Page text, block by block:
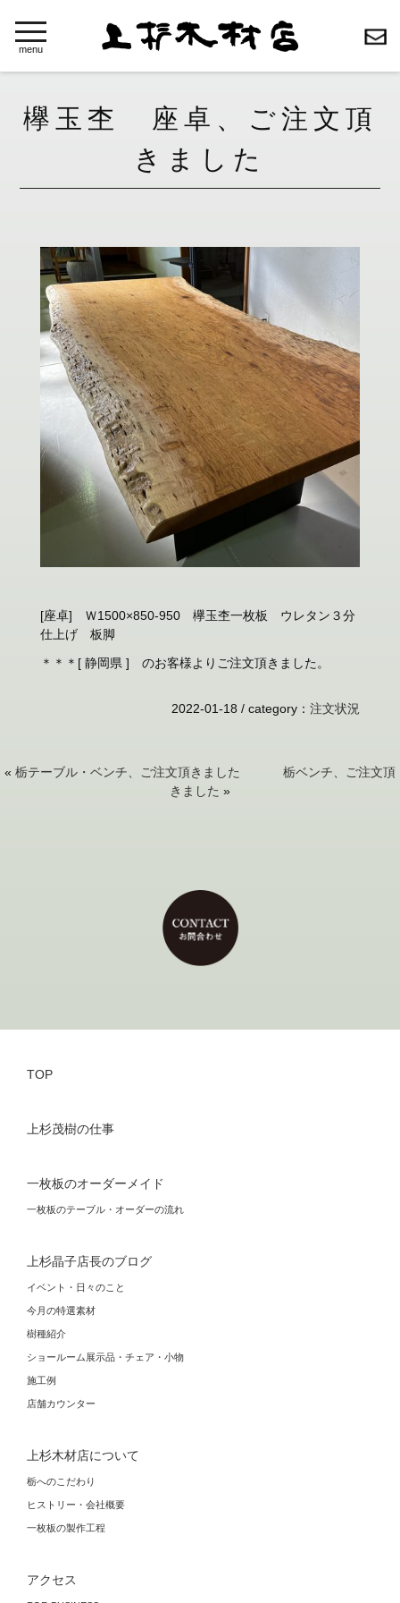
toggle
navigation
menu
欅玉杢 座卓、ご注文頂
きました
[座卓] Ｗ1500×850-950 欅玉杢一枚板 ウレタン３分
仕上げ 板脚
＊＊＊[ 静岡県 ] のお客様よりご注文頂きました。
2022-01-18 /category ：注文状況
« 栃テーブル・ベンチ、ご注文頂きました
栃ベンチ、ご注文頂
きました »
TOP
上杉茂樹の仕事
一枚板のオーダーメイド
一枚板のテーブル・オーダーの流れ
上杉晶子店長のブログ
イベント・日々のこと
今月の特選素材
樹種紹介
ショールーム展示品・チェア・小物
施工例
店舗カウンター
上杉木材店について
栃へのこだわり
ヒストリー・会社概要
一枚板の製作工程
アクセス